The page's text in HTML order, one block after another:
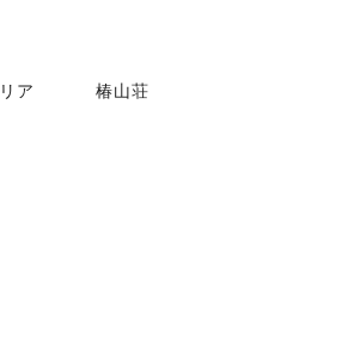
ア
椿山荘